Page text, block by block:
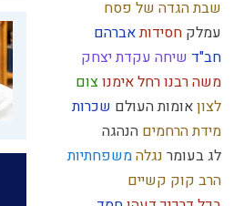
שבתהגדה של פסח
עמלק חסידותאברהם
חב"ד שיחה עקדת יצחק
משה רבנורחל אימנוצום
לצוןאומות העולם שכרות
מידת הרחמים הנהגה
לג בעומר נגלהמשפחתיות
הרב קוק קשיים